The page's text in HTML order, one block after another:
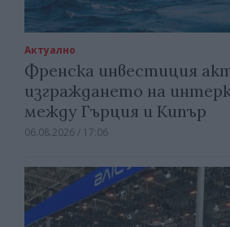
Актуално
Френска инвестиция
изграждането на
между Гърция и Кипър
06.08.2026 / 17:06